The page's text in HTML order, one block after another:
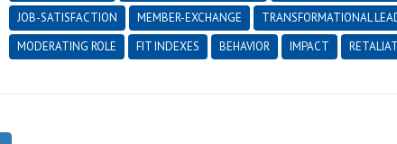
JOB-SATISFACTION
MEMBER-EXCHANGE TRANSFORMATIONAL
MODERATING ROLE
FIT INDEXES BEHAVIOR IMPACT